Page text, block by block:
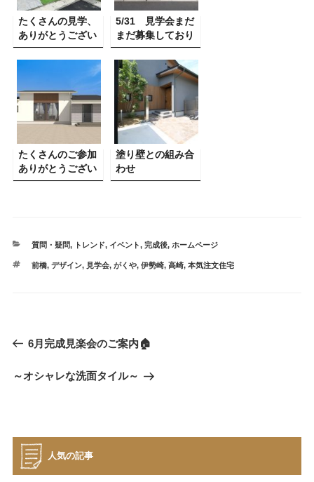
たくさんの見学、
ありがとうござい
ました！
5/31 見学会まだ
まだ募集しており
ます！
たくさんのご参加
ありがとうござい
ました！
塗り壁との組み合
わせ
カ
ゴ
質問・疑問, トレンド, イベント,完成後, ホームページ
タ
前橋,デザイン, 見学会,がくや,伊勢崎,高崎,本気注文住宅
ナ
シ
ョ
過
の
6月完成見楽会のご案内🏠
次
～オシャレな洗面タイル～
人気の記事